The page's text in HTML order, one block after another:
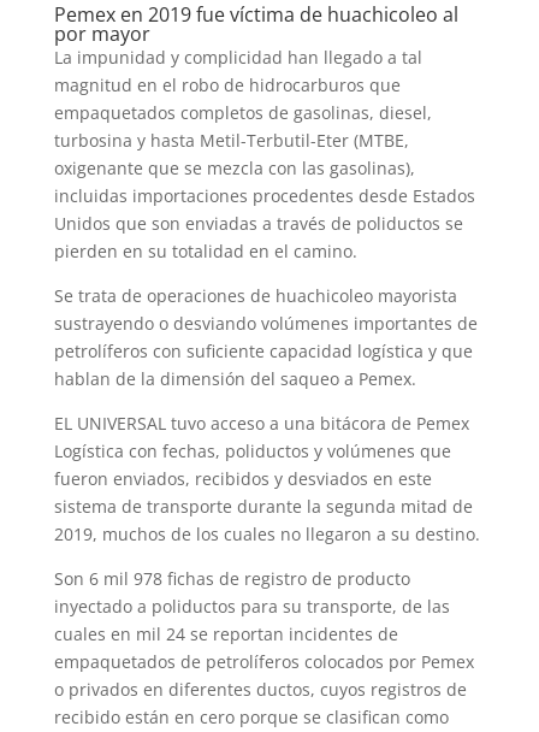
Pemex en 2019 fue víctima de huachicoleo al
por mayor
La impunidad y complicidad han llegado a tal
magnitud en el robo de hidrocarburos que
empaquetados completos de gasolinas, diesel,
turbosina y hasta Metil-Terbutil-Eter (MTBE,
oxigenante que se mezcla con las gasolinas),
incluidas importaciones procedentes desde Estados
Unidos que son enviadas a través de poliductos se
pierden en su totalidad en el camino.
Se trata de operaciones de huachicoleo mayorista
sustrayendo o desviando volúmenes importantes de
petrolíferos con suficiente capacidad logística y que
hablan de la dimensión del saqueo a Pemex.
EL UNIVERSAL tuvo acceso a una bitácora de Pemex
Logística con fechas, poliductos y volúmenes que
fueron enviados, recibidos y desviados en este
sistema de transporte durante la segunda mitad de
2019, muchos de los cuales no llegaron a su destino.
Son 6 mil 978 fichas de registro de producto
inyectado a poliductos para su transporte, de las
cuales en mil 24 se reportan incidentes de
empaquetados de petrolíferos colocados por Pemex
o privados en diferentes ductos, cuyos registros de
recibido están en cero porque se clasifican como